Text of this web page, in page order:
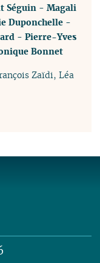
Séguin -Magali
Duponchelle -
-Pierre-Yves
Bonnet
Zaïdi, Léa